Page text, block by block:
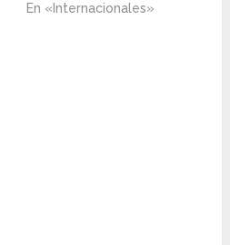
En «Internacionales»